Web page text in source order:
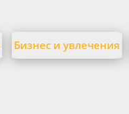
Бизнес и увлечения